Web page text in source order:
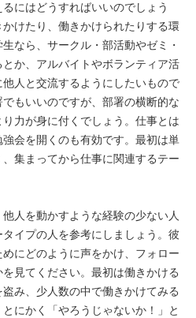
にはどうすればいいのでしょう
けたり、働きかけられたりする環
なら、サークル・部活動やゼミ・
か、アルバイトやボランティア活
人と交流するようにしたいもので
もいいのですが、部署の横断的な
力が身に付くでしょう。仕事とは
会を開くのも有効です。最初は単
集まってから仕事に関連するテー
人を動かすような経験の少ない人
イプの人を参考にしましょう。彼
にどのように声をかけ、フォロー
見てください。最初は働きかける
み、少人数の中で働きかけてみる
にかく「やろうじゃないか！」と